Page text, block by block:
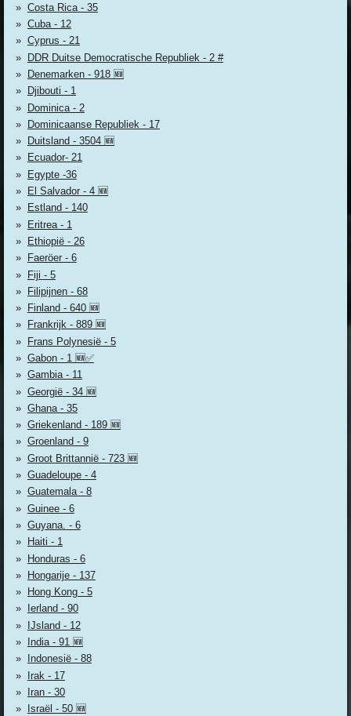
Costa Rica - 35
Cuba - 12
Cyprus - 21
DDR Duitse Democratische Republiek - 2 #
Denemarken - 918 🆕
Djibouti - 1
Dominica - 2
Dominicaanse Republiek - 17
Duitsland - 3504 🆕
Ecuador- 21
Egypte -36
El Salvador - 4 🆕
Estland - 140
Eritrea - 1
Ethiopië - 26
Faeröer - 6
Fiji - 5
Filipijnen - 68
Finland - 640 🆕
Frankrijk - 889 🆕
Frans Polynesië - 5
Gabon - 1 🆕✅
Gambia - 11
Georgië - 34 🆕
Ghana - 35
Griekenland - 189 🆕
Groenland - 9
Groot Brittannië - 723 🆕
Guadeloupe - 4
Guatemala - 8
Guinee - 6
Guyana. - 6
Haiti - 1
Honduras - 6
Hongarije - 137
Hong Kong - 5
Ierland - 90
IJsland - 12
India - 91 🆕
Indonesië - 88
Irak - 17
Iran - 30
Israël - 50 🆕